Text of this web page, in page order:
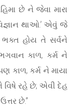
છે ને જેવા મારા
થાઓ.’ એવું જે
હોય તે સર્વને
કાળ, કર્મ ને
કાળ, કર્મ ને માયા
રહે છે; એવી દેહ
છે.”